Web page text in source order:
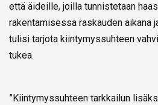
että äideille, joilla tunnistetaan
rakentamisessa raskauden aikana
tulisi tarjota kiintymyssuhteen
tukea.
”Kiintymyssuhteen tarkkailun